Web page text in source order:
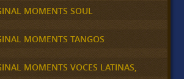
MOMENTS SOUL
MOMENTS TANGOS
MOMENTS VOCES LATINAS,